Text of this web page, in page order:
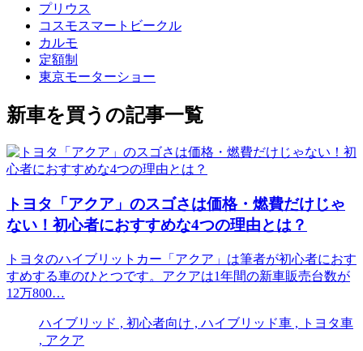
プリウス
コスモスマートビークル
カルモ
定額制
東京モーターショー
新車を買うの記事一覧
トヨタ「アクア」のスゴさは価格・燃費だけじゃ
ない！初心者におすすめな4つの理由とは？
トヨタのハイブリットカー「アクア」は筆者が初心者におす
すめする車のひとつです。アクアは1年間の新車販売台数が
12万800…
ハイブリッド , 初心者向け , ハイブリッド車 , トヨタ車
, アクア